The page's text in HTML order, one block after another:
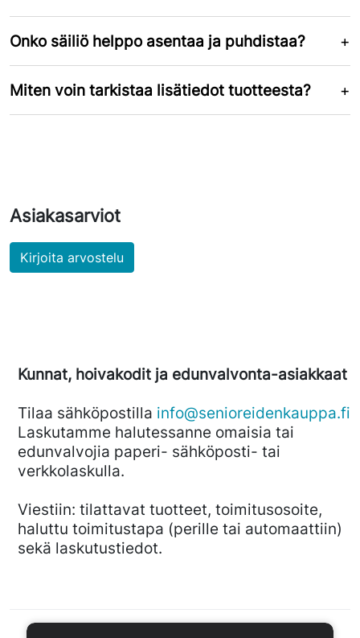
Onko säiliö helppo asentaa ja puhdistaa?
Miten voin tarkistaa lisätiedot tuotteesta?
Asiakasarviot
Kirjoita arvostelu
Kunnat, hoivakodit ja edunvalvonta-asiakkaat
Tilaa sähköpostilla info@senioreidenkauppa.fi
Laskutamme halutessanne omaisia tai
edunvalvojia paperi- sähköposti- tai
verkkolaskulla.
Viestiin: tilattavat tuotteet, toimitusosoite,
haluttu toimitustapa (perille tai automaattiin)
sekä laskutustiedot.